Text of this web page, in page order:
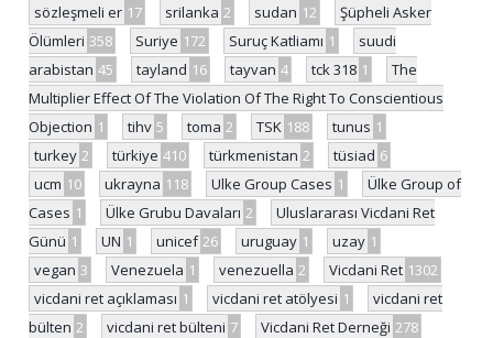
sözleşmeli er 17 srilanka 2 sudan 12
Şüpheli Asker
Ölümleri 358 Suriye 172 Suruç Katliamı 1
suudi
arabistan 45 tayland 16 tayvan 4 tck 318 1
The
Multiplier Effect Of The Violation Of The Right To Conscientious
Objection 1 tihv 5 toma 2 TSK 188 tunus 1
turkey 2 türkiye 410 türkmenistan 2 tüsiad 6
ucm 10 ukrayna 118 Ulke Group Cases 1
Ülke Group of
Cases 1 Ülke Grubu Davaları 2
Uluslararası Vicdani Ret
Günü 1 UN 1 unicef 26 uruguay 1 uzay 1
vegan 3 Venezuela 1 venezuella 2 Vicdani Ret 1302
vicdani ret açıklaması 1 vicdani ret atölyesi 1
vicdani ret
bülten 2 vicdani ret bülteni 7 Vicdani Ret Derneği 278